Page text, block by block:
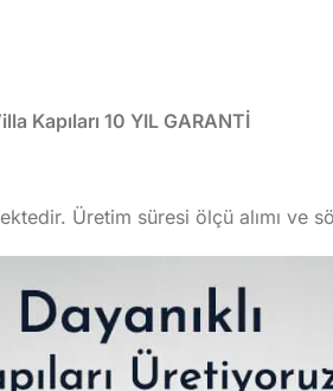
Kapıları 10 YIL GARANTİ
Üretim süresi ölçü alımı ve